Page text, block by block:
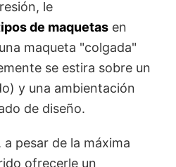
le
de maquetas en
maqueta "colgada"
se estira sobre un
y una ambientación
de diseño.
pesar de la máxima
ofrecerle un